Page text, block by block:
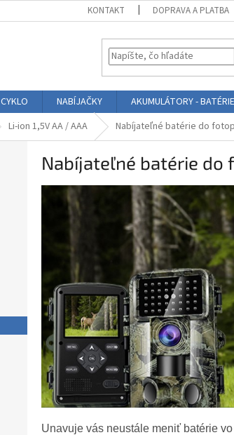
KONTAKT DOPRAVA A PLATBA
CYKLO NABÍJAČKY AKUMULÁTORY - BATÉRIE
Li-ion 1,5V AA / AAA Nabíjateľné batérie do
Nabíjateľné batérie do
Unavuje vás neustále meniť batérie